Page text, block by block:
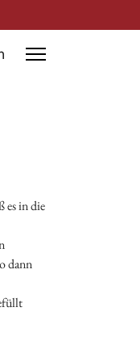
es in die
dann